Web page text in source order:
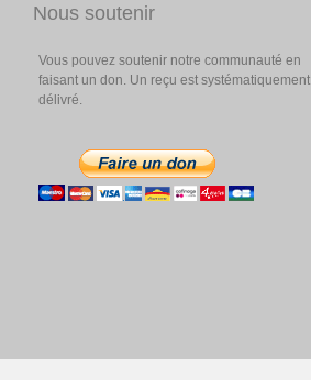
Nous soutenir
Vous pouvez soutenir notre communauté en
faisant un don. Un reçu est systématiquement
délivré.